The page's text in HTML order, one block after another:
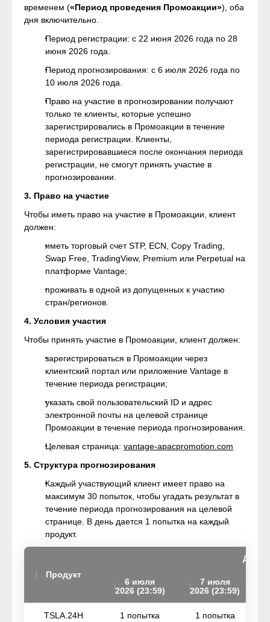
временем («Период проведения Промоакции»), оба
дня включительно.
Период регистрации: с 22 июня 2026 года по 28
июня 2026 года.
Период прогнозирования: с 6 июля 2026 года по
10 июля 2026 года.
Право на участие в прогнозировании получают
только те клиенты, которые успешно
зарегистрировались в Промоакции в течение
периода регистрации. Клиенты,
зарегистрировавшиеся после окончания периода
регистрации, не смогут принять участие в
прогнозировании.
3. Право на участие
Чтобы иметь право на участие в Промоакции, клиент
должен:
иметь торговый счет STP, ECN, Copy Trading,
Swap Free, TradingView, Premium или Perpetual на
платформе Vantage;
проживать в одной из допущенных к участию
стран/регионов.
4. Условия участия
Чтобы принять участие в Промоакции, клиент должен:
зарегистрироваться в Промоакции через
клиентский портал или приложение Vantage в
течение периода регистрации;
указать свой пользовательский ID и адрес
электронной почты на целевой странице
Промоакции в течение периода прогнозирования.
Целевая страница: vantage-apacpromotion.com
5. Структура прогнозирования
Каждый участвующий клиент имеет право на
максимум 30 попыток, чтобы угадать результат в
течение периода прогнозирования на целевой
странице. В день дается 1 попытка на каждый
продукт.
Продукт
День
6 июля
2026 (23:59)
7 июля
2026 (23:59)
TSLA.24H 1 попытка 1 попытка